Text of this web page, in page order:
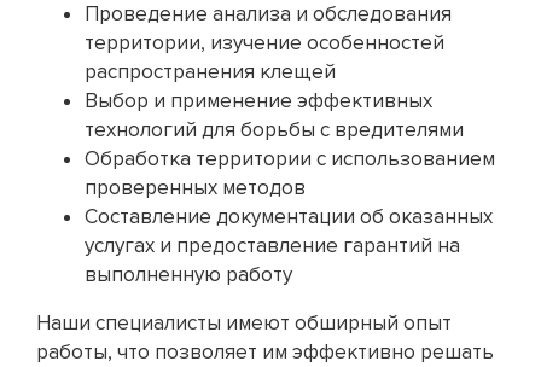
Проведение анализа и обследования
территории, изучение особенностей
распространения клещей
Выбор и применение эффективных
технологий для борьбы с вредителями
Обработка территории с использованием
проверенных методов
Составление документации об оказанных
услугах и предоставление гарантий на
выполненную работу
Наши специалисты имеют обширный опыт
работы, что позволяет им эффективно решать